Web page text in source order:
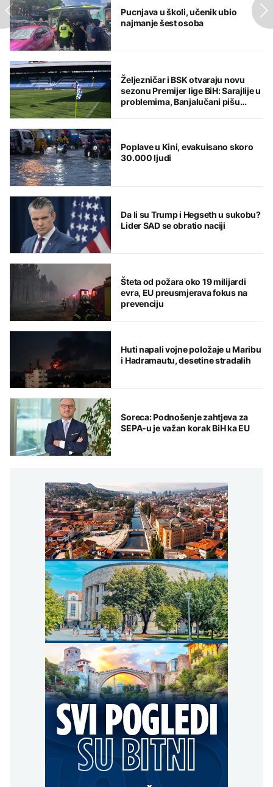
Pucnjava u školi, učenik ubio
najmanje šest osoba
Željezničar i BSK otvaraju novu
sezonu Premijer lige BiH: Sarajlije u
problemima, Banjalučani pišu
Poplave u Kini, evakuisano skoro
30.000 ljudi
Da li su Trump i Hegseth u sukobu?
Lider SAD se obratio naciji
Šteta od požara oko 19 milijardi
evra, EU preusmjerava fokus na
prevenciju
Huti napali vojne položaje u Maribu
i Hadramautu, desetine stradalih
Soreca: Podnošenje zahtjeva za
SEPA-u je važan korak BiH ka EU